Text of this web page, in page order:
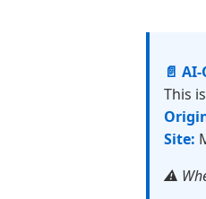
📄
This
Site:
⚠️